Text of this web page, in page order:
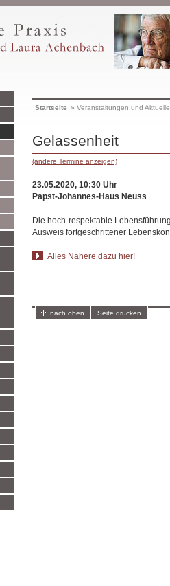
Startseite » Veranstaltungen und
Gelassenheit
(andere Termine anzeigen)
23.05.2020, 10:30 Uhr
Papst-Johannes-Haus Neuss
Die hoch-respektable
Ausweis fortgeschrittener
Alles Nähere dazu hier!
nach oben Seite drucken